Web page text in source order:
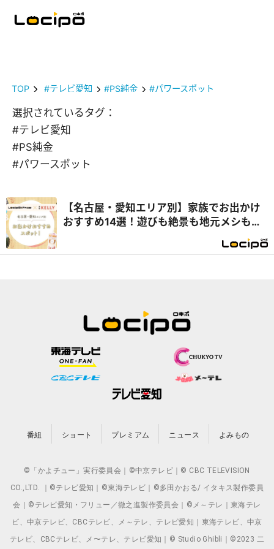
TOP #テレビ愛知 #PS純金 #パワースポット
選択されているタグ：
#テレビ愛知
#PS純金
#パワースポット
【名古屋・愛知エリア別】家族でお出かけ
おすすめ14選！遊びも絶景も地元メシも満
番組 ショート プレミアム ニュース よみもの
©「かよチュー」実行委員会｜©中京テレビ｜© CBC TELEVISION
CO.,LTD. ｜©テレビ愛知｜©東海テレビ｜©多田かおる/ イタキス製作委員
会｜©テレビ愛知・フリュー／徹之進製作委員会｜©メ～テレ｜東海テレ
ビ、中京テレビ、CBCテレビ、メ～テレ、テレビ愛知｜東海テレビ、中京
テレビ、CBCテレビ、メ〜テレ、テレビ愛知｜© Studio Ghibli｜©2023 二